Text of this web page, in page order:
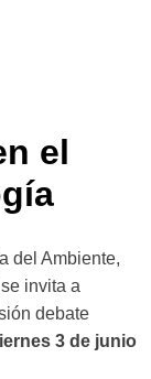
el
del Ambiente,
invita a
debate
3 de junio